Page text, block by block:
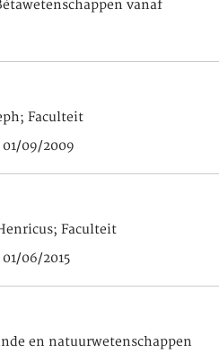
vanaf
Faculteit
09/2009
Faculteit
06/2015
en natuurwetenschappen